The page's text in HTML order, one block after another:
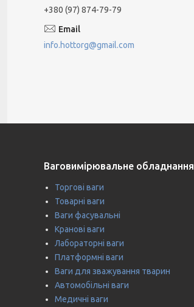
+380 (97) 874-79-79
info.hottorg@gmail.com
Ваговимірювальне обладнання
Торгові ваги
Товарні ваги
Ваги фасувальні
Кранові ваги
Лабораторні ваги
Платформні ваги
Ваги для зважування тварин
Автомобільні ваги
Медичні ваги